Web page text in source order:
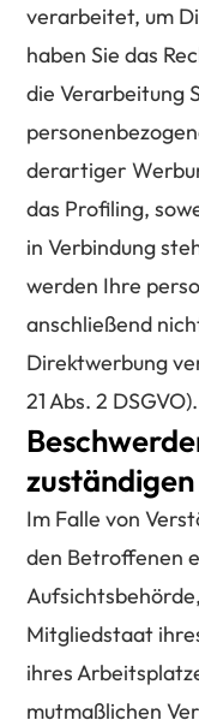
verarbeitet, um
haben Sie das
die Verarbeitung
derartiger
das Profiling,
in Verbindung
werden Ihre
anschließend
Direktwerbung
21 Abs. 2 DSGVO).
Im Falle von
den Betroffenen
Mitgliedstaat
ihres
mutmaßlichen